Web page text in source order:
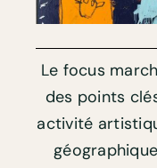
Le focus
des points
activité